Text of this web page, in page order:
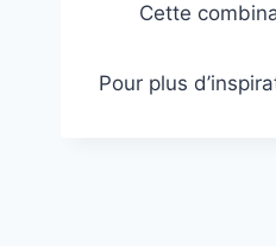
Cette
Pour plus